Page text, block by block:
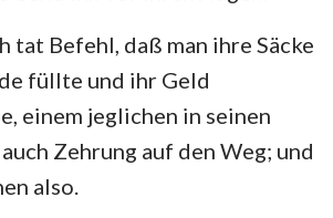
tat Befehl, daß man ihre Säcke
füllte und ihr Geld
einem jeglichen in seinen
Zehrung auf den Weg; und
also.